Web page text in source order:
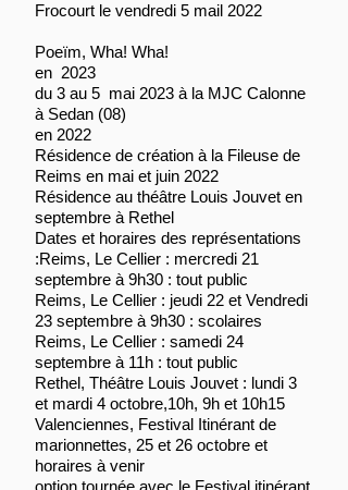
Frocourt le vendredi 5 mail 2022
Poeïm, Wha! Wha!
en 2023
du 3 au 5 mai 2023 à la MJC Calonne
à Sedan (08)
en 2022
Résidence de création à la Fileuse de
Reims en mai et juin 2022
Résidence au théâtre Louis Jouvet en
septembre à Rethel
Dates et horaires des représentations
:Reims, Le Cellier : mercredi 21
septembre à 9h30 : tout public
Reims, Le Cellier : jeudi 22 et Vendredi
23 septembre à 9h30 : scolaires
Reims, Le Cellier : samedi 24
septembre à 11h : tout public
Rethel, Théâtre Louis Jouvet : lundi 3
et mardi 4 octobre,10h, 9h et 10h15
Valenciennes, Festival Itinérant de
marionnettes, 25 et 26 octobre et
horaires à venir
option tournée avec le Festival itinérant